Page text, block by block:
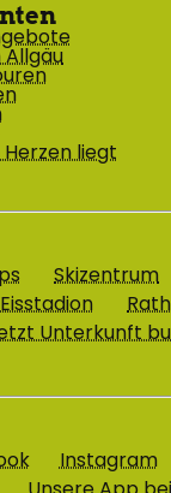
liegt
Skizentrum
Eisstadion
Unterkunft
Instagram